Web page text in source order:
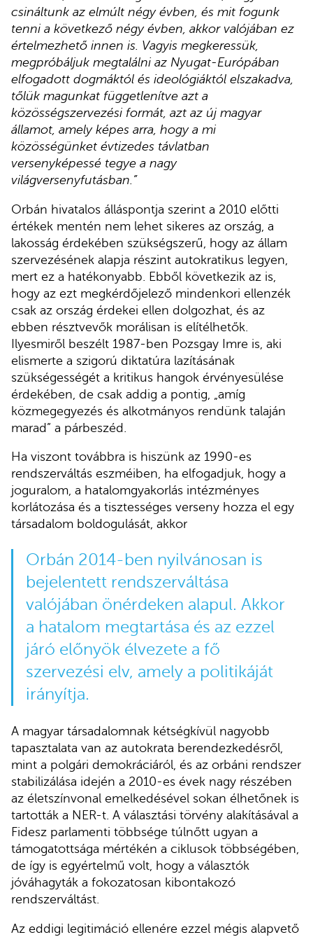
csináltunk az elmúlt négy évben, és mit fogunk
tenni a következő négy évben, akkor valójában ez
értelmezhető innen is. Vagyis megkeressük,
megpróbáljuk megtalálni az Nyugat-Európában
elfogadott dogmáktól és ideológiáktól elszakadva,
tőlük magunkat függetlenítve azt a
közösségszervezési formát, azt az új magyar
államot, amely képes arra, hogy a mi
közösségünket évtizedes távlatban
versenyképessé tegye a nagy
világversenyfutásban.”
Orbán hivatalos álláspontja szerint a 2010 előtti
értékek mentén nem lehet sikeres az ország, a
lakosság érdekében szükségszerű, hogy az állam
szervezésének alapja részint autokratikus legyen,
mert ez a hatékonyabb. Ebből következik az is,
hogy az ezt megkérdőjelező mindenkori ellenzék
csak az ország érdekei ellen dolgozhat, és az
ebben résztvevők morálisan is elítélhetők.
Ilyesmiről beszélt 1987-ben Pozsgay Imre is, aki
elismerte a szigorú diktatúra lazításának
szükségességét a kritikus hangok érvényesülése
érdekében, de csak addig a pontig, „amíg
közmegegyezés és alkotmányos rendünk talaján
marad” a párbeszéd.
Ha viszont továbbra is hiszünk az 1990-es
rendszerváltás eszméiben, ha elfogadjuk, hogy a
joguralom, a hatalomgyakorlás intézményes
korlátozása és a tisztességes verseny hozza el egy
társadalom boldogulását, akkor
Orbán 2014-ben nyilvánosan is
bejelentett rendszerváltása
valójában önérdeken alapul. Akkor
a hatalom megtartása és az ezzel
járó előnyök élvezete a fő
szervezési elv, amely a politikáját
irányítja.
A magyar társadalomnak kétségkívül nagyobb
tapasztalata van az autokrata berendezkedésről,
mint a polgári demokráciáról, és az orbáni rendszer
stabilizálása idején a 2010-es évek nagy részében
az életszínvonal emelkedésével sokan élhetőnek is
tartották a NER-t. A választási törvény alakításával a
Fidesz parlamenti többsége túlnőtt ugyan a
támogatottsága mértékén a ciklusok többségében,
de így is egyértelmű volt, hogy a választók
jóváhagyták a fokozatosan kibontakozó
rendszerváltást.
Az eddigi legitimáció ellenére ezzel mégis alapvető